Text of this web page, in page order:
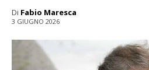
Di Fabio Maresca
3 GIUGNO 2026